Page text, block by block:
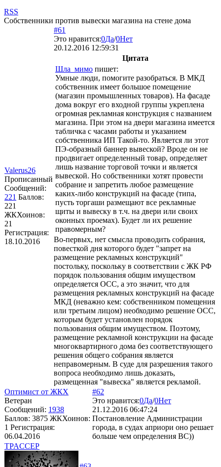
RSS
Собственники против вывески магазина на стене дома
Valerus26
Прописанный
Сообщений:
221 Баллов:
221
ЖКХоинов:
21
Регистрация:
18.10.2016
#61
Это нравится:0Да/0Нет
20.12.2016 12:59:31
Цитата
Шла_мимо пишет:
Умные люди, помогите разобраться. В МКД
собственник имеет большое помещение
(магазин промышленных товаров). На фасаде
дома вокруг его входной группы укреплена
огромная рекламная конструкция с названием
магазина. При этом на двери магазина имеется
табличка с часами работы и указанием
собственника ИП Такой-то. Является ли этот
ПЭ-образный баннер вывеской? Вроде он не
продвигает определенный товар, определяет
лишь название торговой точки и является
вывеской. Но собственники хотят провести
собрание и запретить любое размещение
каких-либо конструкций на фасаде (типа,
пусть торгаши размещают все рекламные
щиты и вывеску в т.ч. на двери или своих
оконных проемах). Будет ли их решение
правомерным?
Во-первых, нет смысла проводить собрания,
повесткой дня которого будет "запрет на
размещение рекламных конструкций"
постольку, поскольку в соответствии с ЖК РФ
порядок пользования общим имуществом
определяется ОСС, а это значит, что для
размещения рекламных конструкций на фасаде
МКД (неважно кем: собственником помещения
или третьим лицом) необходимо решение ОСС,
которым будет установлен порядок
пользования общим имуществом. Поэтому,
размещение рекламной конструкции на фасаде
многоквартирного дома без соответствующего
решения общего собрания является
неправомерным. В суде для разрешения такого
вопроса необходимо лишь доказать,
размещенная "вывеска" является рекламой.
Оптимист от ЖКХ
Ветеран
Сообщений: 1938
Баллов: 3875 ЖКХоинов:
1 Регистрация:
06.04.2016
#62
Это нравится:0Да/0Нет
21.12.2016 06:47:24
Постановление Администрации
города, в судах априори оно решает
больше чем определения ВС))
TPACCEP